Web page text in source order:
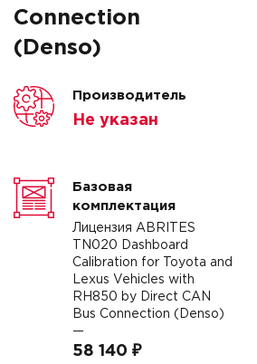
Connection
(Denso)
Производитель
Не указан
Базовая
комплектация
Лицензия ABRITES
TN020 Dashboard
Calibration for Toyota and
Lexus Vehicles with
RH850 by Direct CAN
Bus Connection (Denso)
—
58 140 ₽